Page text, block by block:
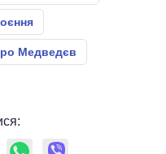
Медведєв